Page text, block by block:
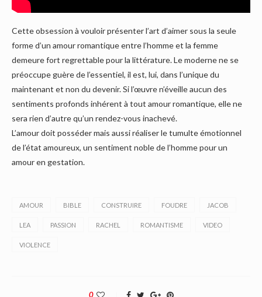
Cette obsession à vouloir présenter l’art d’aimer sous la seule
forme d’un amour romantique entre l’homme et la femme
demeure fort regrettable pour la littérature. Le moderne ne se
préoccupe guère de l’essentiel, il est, lui, dans l’unique du
maintenant et non du devenir. Si l’œuvre n’éveille aucun des
sentiments profonds inhérent à tout amour romantique, elle ne
sera rien d’autre qu’un rendez-vous inachevé.
L’amour doit posséder mais aussi réaliser le tumulte émotionnel
de l’état amoureux, un sentiment noble de l’homme pour un
amour en gestation.
AMOUR BIBLE CONSTRUIRE FOUDRE JACOB
LEA PASSION RACHEL ROMANTISME VIDEO
VIOLENCE
0